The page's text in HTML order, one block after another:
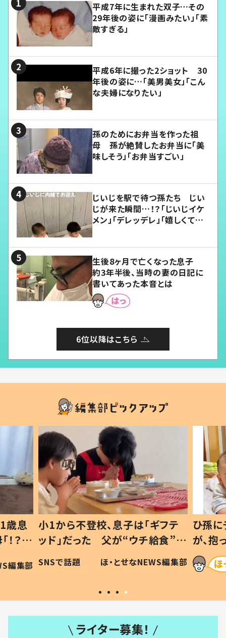
平成7年に生まれた双子…その
29年後の姿に「漫画みたい」「素
敵すぎる」
平成6年に撮った2ショット 30
年後の姿に…「美男美女」「こん
な夫婦になりたい」
孫のためにお弁当を作った祖
母 孫が絶賛したお弁当に「美
味しそう」「お弁当すごい」
じいじを駅で待つ孫たち じい
じが来た瞬間…！？「じいじイケ
メン」「デレッデレ」「嬉しくて可
生後8ヶ月で亡くなった息子
約3年半後、当時の妻の日記に
書いてあった本音とは
6位以降はこちら
歳息
？」
編集部
小1から不登校、息子は「ギフテ
ッド」だった 父が“ウチ給食”を
作り続ける理由とは #令和の親
#令和の子
SNSで話題 ほ・とせなNEWS編集部
ひ孫
が、
「涙が
い」
ライター募集！